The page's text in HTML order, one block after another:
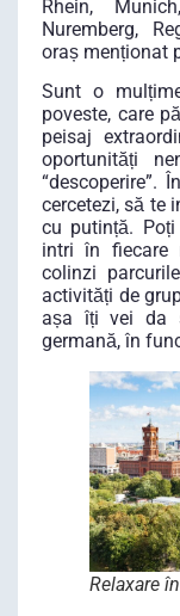
Rhein,
Nuremberg,
oraș menționat
Sunt o
poveste, care
peisaj
oportunități
“descoperire”.
cercetezi, să te
cu putință.
intri în fiecare
colinzi
activități de
așa îți vei da
germană, în
Relaxare